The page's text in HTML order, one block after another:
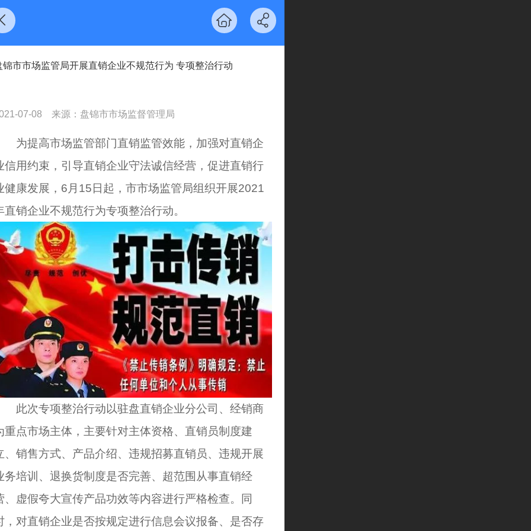
锦市市场监管局开展直销企业不规范行为 专项整治行动
07-08 来源：盘锦市市场监督管理局
提高市场监管部门直销监管效能，加强对直销企
信用约束，引导直销企业守法诚信经营，促进直销行
健康发展，6月15日起，市市场监管局组织开展2021
直销企业不规范行为专项整治行动。
次专项整治行动以驻盘直销企业分公司、经销商
重点市场主体，主要针对主体资格、直销员制度建
、销售方式、产品介绍、违规招募直销员、违规开展
务培训、退换货制度是否完善、超范围从事直销经
、虚假夸大宣传产品功效等内容进行严格检查。同
，对直销企业是否按规定进行信息会议报备、是否存